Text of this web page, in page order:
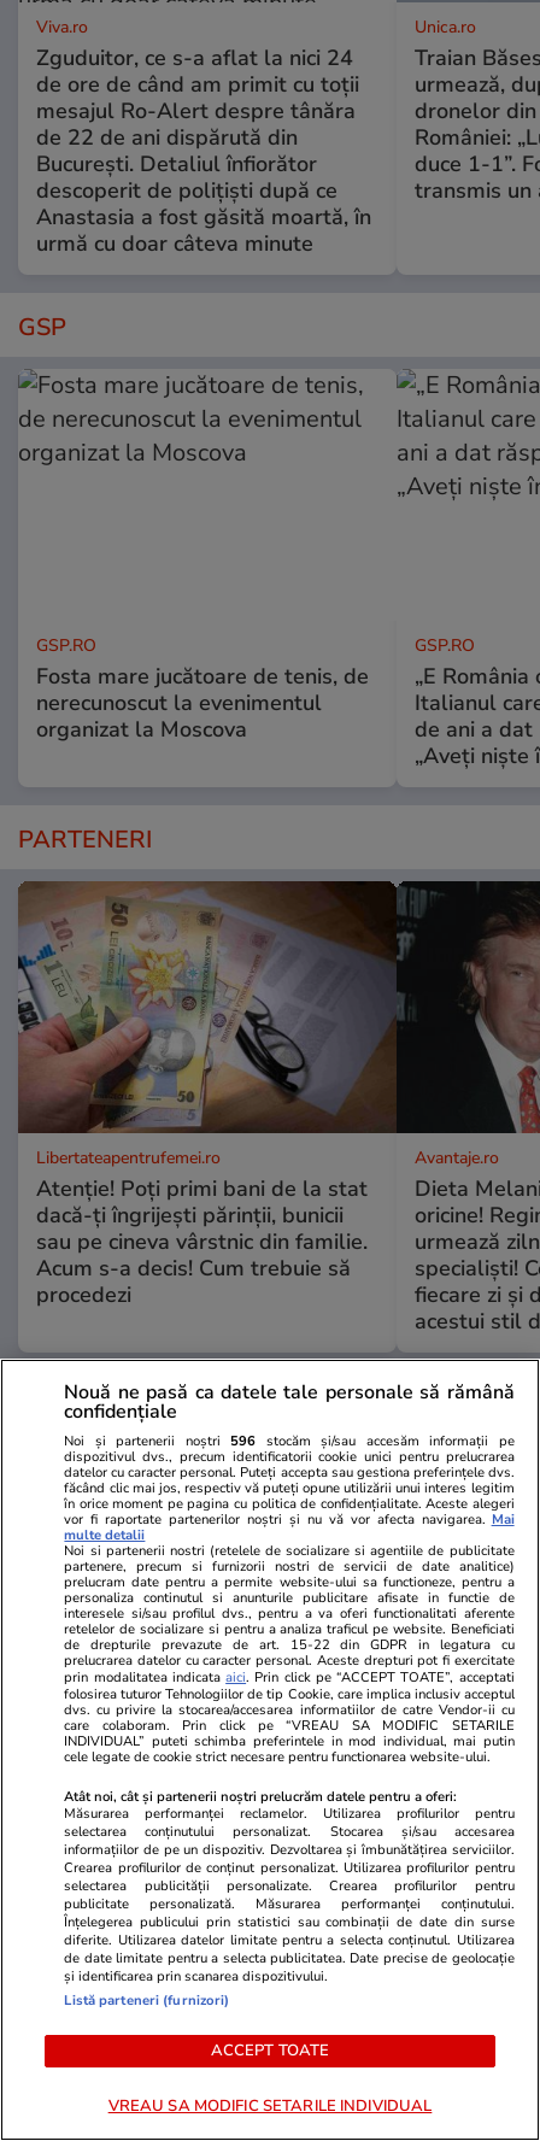
Viva.ro
Zguduitor, ce s-a aflat la nici 24
de ore de când am primit cu toții
mesajul Ro-Alert despre tânăra
de 22 de ani dispărută din
București. Detaliul înfiorător
descoperit de polițiști după ce
Anastasia a fost găsită moartă, în
urmă cu doar câteva minute
Unica.ro
Traian
urmează,
dronelor
României:
duce 1-1”.
transmis un
GSP
GSP.RO
Fosta mare jucătoare de tenis, de
nerecunoscut la evenimentul
organizat la Moscova
GSP.RO
„E
Italianul
de ani a
„Aveți niște
PARTENERI
Libertateapentrufemei.ro
Atenție! Poți primi bani de la stat
dacă-ți îngrijești părinții, bunicii
sau pe cineva vârstnic din familie.
Acum s-a decis! Cum trebuie să
procedezi
Avantaje.ro
Dieta
oricine!
urmează
specialiști!
fiecare zi și
acestui stil
ȘTIRI ROMÂNIA
Exclusiv
Politică 16:00
Culise. Lupta nevăzută din PSD
pentru un „mariaj politic” cu
AUR. Cum sunt împărțite
taberele
Analiză
Politică 24 iul.
Marii câștigători ai legii
salarizării unitare:
parlamentarii. Lefuri mărite în
următorii ani cu sume cuprinse
în 5.000 și 7.000 de lei
PARTENERI
Nouă ne pasă ca datele tale personale să rămână
confidențiale
Noi și partenerii noștri 596 stocăm și/sau accesăm informații pe
dispozitivul dvs., precum identificatorii cookie unici pentru prelucrarea
datelor cu caracter personal. Puteți accepta sau gestiona preferințele dvs.
făcând clic mai jos, respectiv vă puteți opune utilizării unui interes legitim
în orice moment pe pagina cu politica de confidențialitate. Aceste alegeri
vor fi raportate partenerilor noștri și nu vă vor afecta navigarea. Mai
multe detalii
Noi si partenerii nostri (retelele de socializare si agentiile de publicitate
partenere, precum si furnizorii nostri de servicii de date analitice)
prelucram date pentru a permite website-ului sa functioneze, pentru a
personaliza continutul si anunturile publicitare afisate in functie de
interesele si/sau profilul dvs., pentru a va oferi functionalitati aferente
retelelor de socializare si pentru a analiza traficul pe website. Beneficiati
de drepturile prevazute de art. 15-22 din GDPR in legatura cu
prelucrarea datelor cu caracter personal. Aceste drepturi pot fi exercitate
prin modalitatea indicataaici. Prin click pe “ACCEPT TOATE”, acceptati
folosirea tuturor Tehnologiilor de tip Cookie, care implica inclusiv acceptul
dvs. cu privire la stocarea/accesarea informatiilor de catre Vendor-ii cu
care colaboram. Prin click pe “VREAU SA MODIFIC SETARILE
INDIVIDUAL” puteti schimba preferintele in mod individual, mai putin
cele legate de cookie strict necesare pentru functionarea website-ului.
Atât noi, cât și partenerii noștri prelucrăm datele pentru a oferi:
Măsurarea performanței reclamelor. Utilizarea profilurilor pentru
selectarea conținutului personalizat. Stocarea și/sau accesarea
informațiilor de pe un dispozitiv. Dezvoltarea și îmbunătățirea serviciilor.
Crearea profilurilor de conținut personalizat. Utilizarea profilurilor pentru
selectarea publicității personalizate. Crearea profilurilor pentru
publicitate personalizată. Măsurarea performanței conținutului.
Înțelegerea publicului prin statistici sau combinații de date din surse
diferite. Utilizarea datelor limitate pentru a selecta conținutul. Utilizarea
de date limitate pentru a selecta publicitatea. Date precise de geolocație
și identificarea prin scanarea dispozitivului.
Listă parteneri (furnizori)
ACCEPT TOATE
VREAU SA MODIFIC SETARILE INDIVIDUAL